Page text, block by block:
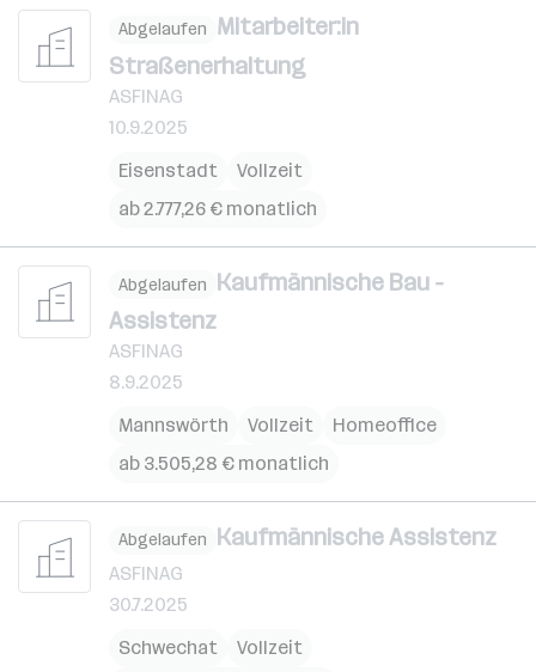
Abgelaufen Mitarbeiter:in
Straßenerhaltung
ASFINAG
10.9.2025
Eisenstadt
Vollzeit
ab 2.777,26 € monatlich
Abgelaufen Kaufmännische Bau -
Assistenz
ASFINAG
8.9.2025
Mannswörth
Vollzeit
Homeoffice
ab 3.505,28 € monatlich
Abgelaufen Kaufmännische Assistenz
ASFINAG
30.7.2025
Schwechat
Vollzeit